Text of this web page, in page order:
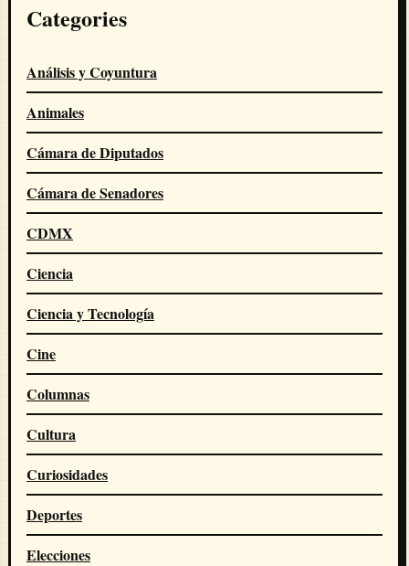
Categories
Análisis y Coyuntura
Animales
Cámara de Diputados
Cámara de Senadores
CDMX
Ciencia
Ciencia y Tecnología
Cine
Columnas
Cultura
Curiosidades
Deportes
Elecciones